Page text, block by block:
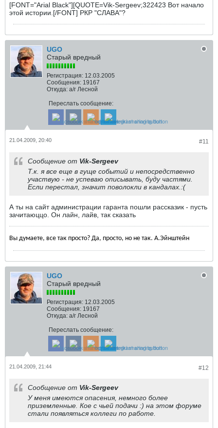
[FONT="Arial Black"][QUOTE=Vik-Sergeev;322423 Вот начало
этой истории.[/FONT] РКР "СЛАВА"?
UGO
Старый вредный
Регистрация: 12.03.2005
Сообщения: 19167
Откуда: а/г Лесной
Переслать сообщение:
#11
21.04.2009, 20:40
Сообщение от Vik-Sergeev
Т.к. я все еще в гуще событий и непосредственно
участвую - не успеваю описывать, буду частями.
Если перестал, значит поволокли в кандалах.:(
А ты на сайт администрации гаранта пошли рассказик - пусть
зачитаюццо. Он лайн, лайв, так сказать
Вы думаете, все так просто? Да, просто, но не так. А.Эйнштейн
UGO
Старый вредный
Регистрация: 12.03.2005
Сообщения: 19167
Откуда: а/г Лесной
Переслать сообщение:
#12
21.04.2009, 21:44
Сообщение от Vik-Sergeev
У меня имеются опасения, немного более
приземленные. Кое с чьей подачи :) на этом форуме
стали появляться коллеги по работе.